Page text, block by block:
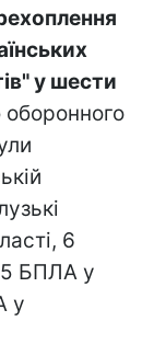
у шести
6
5 БПЛА у
у